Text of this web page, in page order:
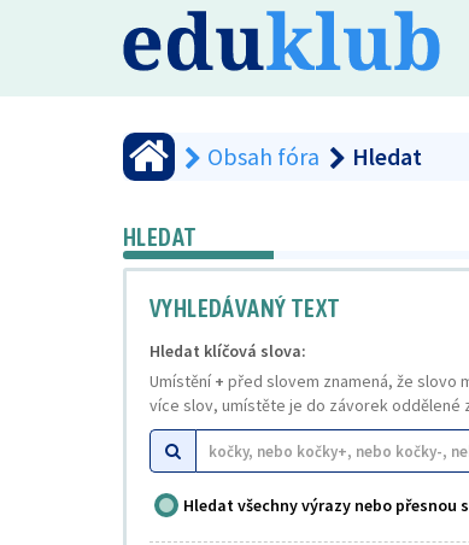
Obsah fóra Hledat
HLEDAT
VYHLEDÁVANÝ TEXT
Hledat klíčová slova:
Umístění+ před slovem znamená, že slovo
více slov, umístěte je do závorek oddělené
Hledat všechny výrazy nebo přesnou